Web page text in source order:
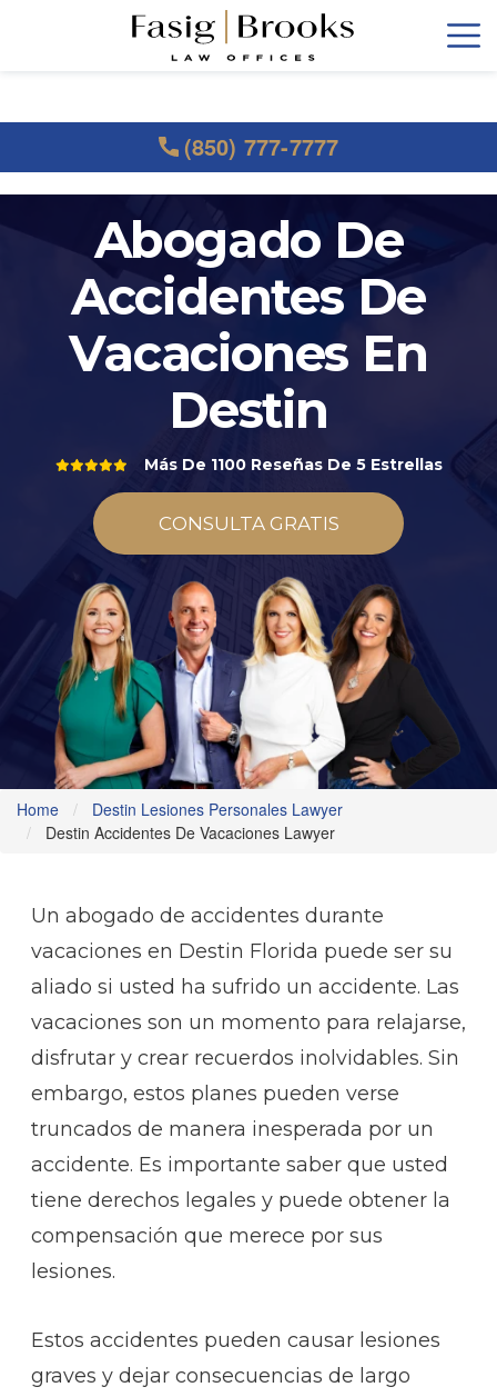
(850) 777-7777
Abogado De
Accidentes De
Vacaciones En
Destin
Más De 1100 Reseñas De 5 Estrellas
CONSULTA GRATIS
Home
Destin Lesiones Personales Lawyer
Destin Accidentes De Vacaciones Lawyer
Un abogado de accidentes durante
vacaciones en Destin Florida puede ser su
aliado si usted ha sufrido un accidente. Las
vacaciones son un momento para relajarse,
disfrutar y crear recuerdos inolvidables. Sin
embargo, estos planes pueden verse
truncados de manera inesperada por un
accidente. Es importante saber que usted
tiene derechos legales y puede obtener la
compensación que merece por sus
lesiones.
Estos accidentes pueden causar lesiones
graves y dejar consecuencias de largo